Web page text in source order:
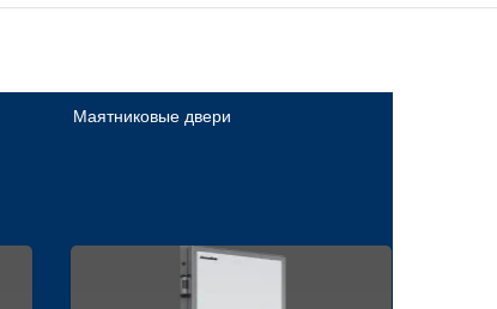
Маятниковые двери